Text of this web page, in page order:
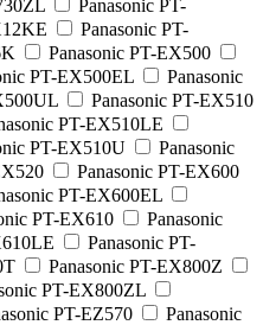
Panasonic PT-
Panasonic PT-
Panasonic PT-EX500
PT-EX500EL
Panasonic
Panasonic PT-EX510
PT-EX510LE
PT-EX510U
Panasonic
Panasonic PT-EX600
PT-EX600EL
PT-EX610
Panasonic
Panasonic PT-
Panasonic PT-EX800Z
PT-EX800ZL
PT-EZ570
Panasonic